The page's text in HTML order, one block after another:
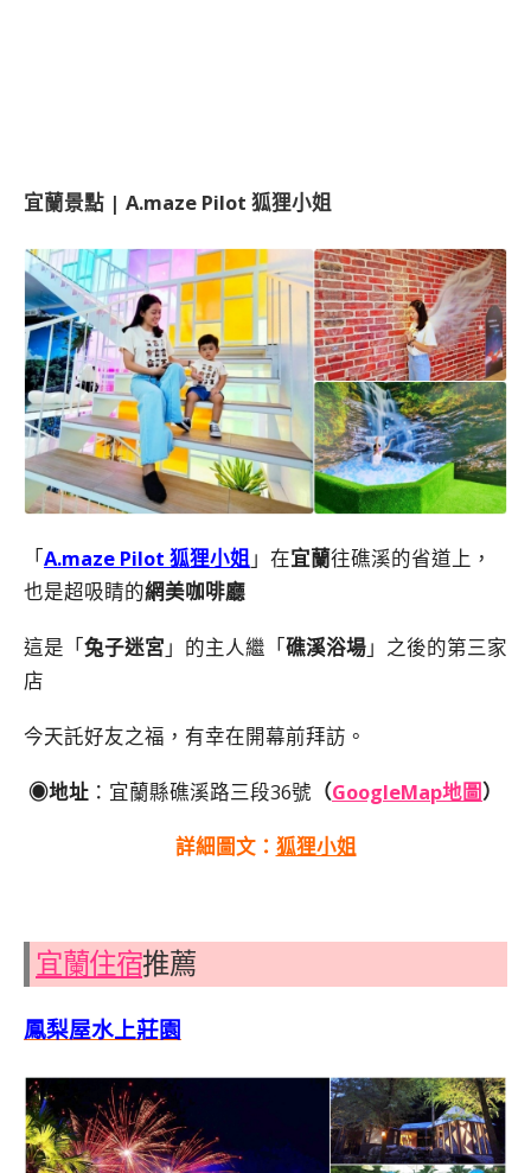
宜蘭景點 | A.maze Pilot 狐狸小姐
「A.maze Pilot 狐狸小姐」在宜蘭往礁溪的省道上，
也是超吸睛的網美咖啡廳
這是「兔子迷宮 」的主人繼「礁溪浴場」之後的第三家
店
今天託好友之福，有幸在開幕前拜訪。
◉地址 ：宜蘭縣礁溪路三段36號 （GoogleMap地圖）
詳細圖文： 狐狸小姐
宜蘭住宿推薦
鳳梨屋水上莊園